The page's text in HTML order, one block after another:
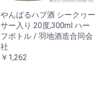
やんばるハブ酒 シークヮー
サー入り 20度,300ml ハー
フボトル / 羽地酒造合同会
社
￥1,262